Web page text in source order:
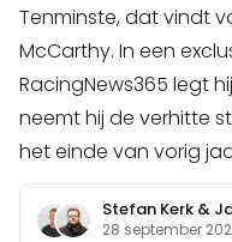
Tenminste, dat vindt
McCarthy. In een
RacingNews365 legt
neemt hij de verhitte
het einde van vorig
Stefan Kerk &
28 september